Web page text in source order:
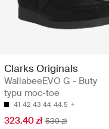
Clarks Originals
WallabeeEVO G - Buty
typu moc-toe
41 42 43 44 44.5
323.40 zł 539 zł